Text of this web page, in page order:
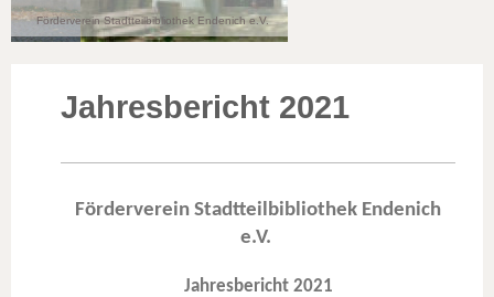
Förderverein Stadtteilbibliothek Endenich e.V.
Jahresbericht 2021
Förderverein Stadtteilbibliothek Endenich
e.V.
Jahresbericht 2021